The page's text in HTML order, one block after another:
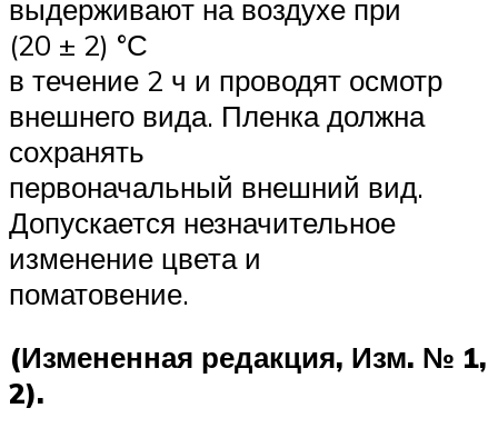
выдерживают на воздухе при
(20 ± 2) °С
в течение 2 ч и проводят осмотр
внешнего вида. Пленка должна
сохранять
первоначальный внешний вид.
Допускается незначительное
изменение цвета и
поматовение.
(Измененная редакция, Изм. № 1,
2).